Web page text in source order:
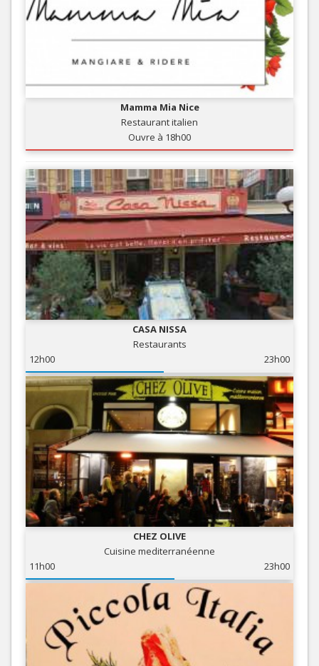
Mamma Mia Nice
Restaurant italien
Ouvre à 18h00
CASA NISSA
Restaurants
12h00
23h00
CHEZ OLIVE
Cuisine mediterranéenne
11h00
23h00